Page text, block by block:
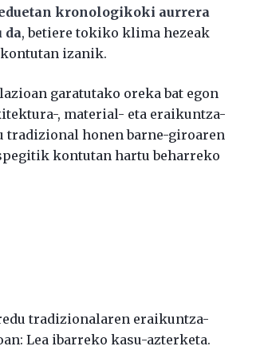
kronologikoki aurrera
da, betiere tokiko klima hezeak
izanik.
garatutako oreka bat egon
, material- eta eraikuntza-
tradizional honen barne-giroaren
kontutan hartu beharreko
tradizionalaren eraikuntza-
Lea ibarreko kasu-azterketa.